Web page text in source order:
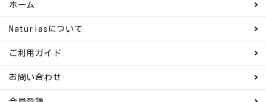
ホーム
Naturiasについて
ご利用ガイド
お問い合わせ